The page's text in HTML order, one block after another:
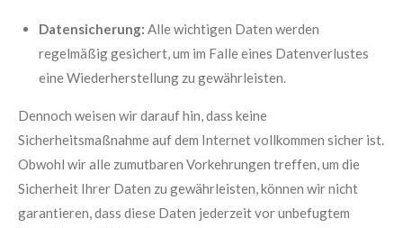
Datensicherung: Alle wichtigen Daten werden
regelmäßig gesichert, um im Falle eines Datenverlustes
eine Wiederherstellung zu gewährleisten.
Dennoch weisen wir darauf hin, dass keine
Sicherheitsmaßnahme auf dem Internet vollkommen sicher ist.
Obwohl wir alle zumutbaren Vorkehrungen treffen, um die
Sicherheit Ihrer Daten zu gewährleisten, können wir nicht
garantieren, dass diese Daten jederzeit vor unbefugtem